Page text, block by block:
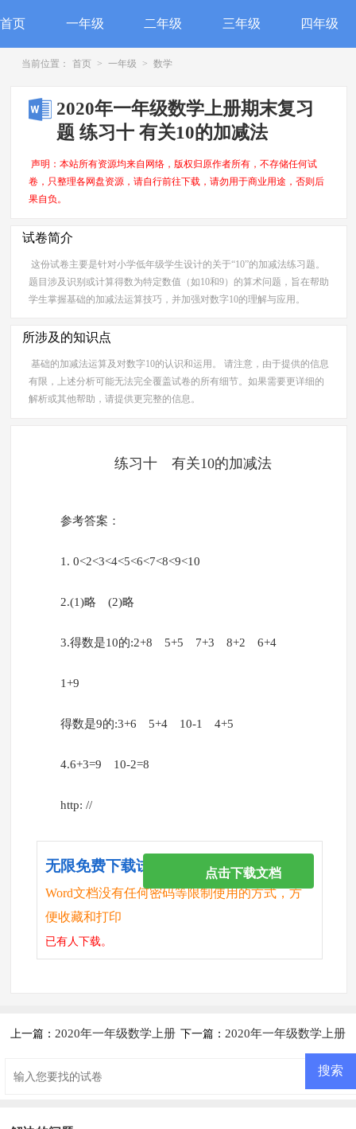
首页 一年级 二年级 三年级 四年级
当前位置： 首页 > 一年级 > 数学
2020年一年级数学上册期末复习
题 练习十 有关10的加减法
声明：本站所有资源均来自网络，版权归原作者所有，不存储任何试
卷，只整理各网盘资源，请自行前往下载，请勿用于商业用途，否则后
果自负。
试卷简介
这份试卷主要是针对小学低年级学生设计的关于“10”的加减法练习题。
题目涉及识别或计算得数为特定数值（如10和9）的算术问题，旨在帮助
学生掌握基础的加减法运算技巧，并加强对数字10的理解与应用。
所涉及的知识点
基础的加减法运算及对数字10的认识和运用。 请注意，由于提供的信息
有限，上述分析可能无法完全覆盖试卷的所有细节。如果需要更详细的
解析或其他帮助，请提供更完整的信息。
练习十 有关10的加减法
参考答案：
1. 0<2<3<4<5<6<7<8<9<10
2.(1)略 (2)略
3.得数是10的:2+8 5+5 7+3 8+2 6+4
1+9
得数是9的:3+6 5+4 10-1 4+5
4.6+3=9 10-2=8
http: //
无限免费下载试卷
Word文档没有任何密码等限制使用的方式，方
便收藏和打印
已有人下载。
点击下载文档
上一篇： 2020年一年级数学上册
法
下一篇： 2020年一年级数学上册